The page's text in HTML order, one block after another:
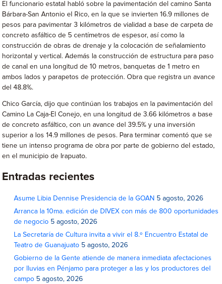
El funcionario estatal habló sobre la pavimentación del camino Santa
Bárbara-San Antonio el Rico, en la que se invierten 16.9 millones de
pesos para pavimentar 3 kilómetros de vialidad a base de carpeta de
concreto asfáltico de 5 centímetros de espesor, así como la
construcción de obras de drenaje y la colocación de señalamiento
horizontal y vertical. Además la construcción de estructura para paso
de canal en una longitud de 10 metros, banquetas de 1 metro en
ambos lados y parapetos de protección. Obra que registra un avance
del 48.8%.
Chico García, dijo que continúan los trabajos en la pavimentación del
Camino La Caja-El Conejo, en una longitud de 3.66 kilómetros a base
de concreto asfáltico, con un avance del 39.5% y una inversión
superior a los 14.9 millones de pesos. Para terminar comentó que se
tiene un intenso programa de obra por parte de gobierno del estado,
en el municipio de Irapuato.
Entradas recientes
Asume Libia Dennise Presidencia de la GOAN 5 agosto, 2026
Arranca la 10ma. edición de DIVEX con más de 800 oportunidades
de negocio 5 agosto, 2026
La Secretaría de Cultura invita a vivir el 8.º Encuentro Estatal de
Teatro de Guanajuato 5 agosto, 2026
Gobierno de la Gente atiende de manera inmediata afectaciones
por lluvias en Pénjamo para proteger a las y los productores del
campo 5 agosto, 2026